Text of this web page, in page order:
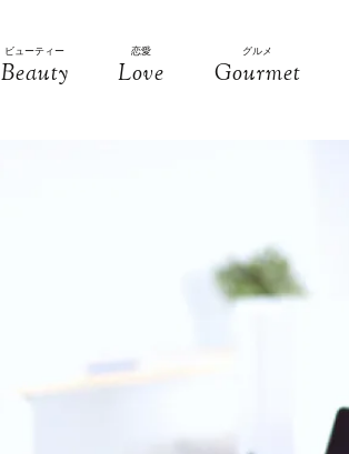
ビューティー
Beauty
恋愛
Love
グルメ
Gourmet